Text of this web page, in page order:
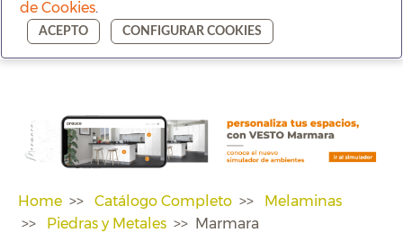
de Cookies.
ACEPTO CONFIGURAR COOKIES
Home Catálogo Completo
Melaminas
Piedras y Metales
Marmara